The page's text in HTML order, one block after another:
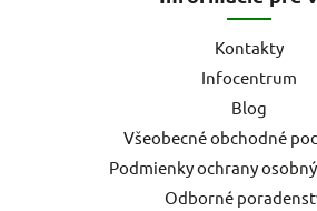
Kontakty
Infocentrum
Blog
Všeobecné obchodné
Podmienky ochrany
Odborné